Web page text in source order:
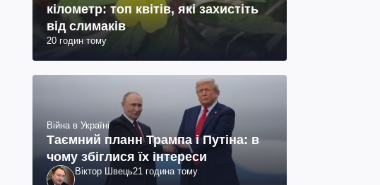
кілометр: топ квітів, які захистіть
від слимаків
20 годин тому
Війна в Україні
Таємний планн Трампа і Путіна: в
чому збіглися їх інтереси
Віктор Швець21 година тому